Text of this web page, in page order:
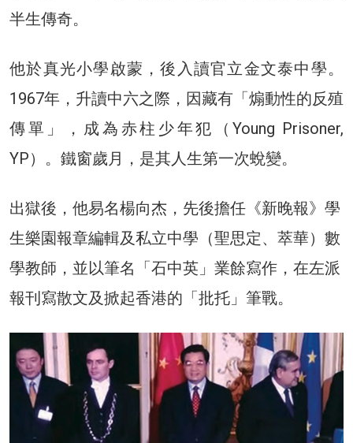
半生傳奇。
他於真光小學啟蒙，後入讀官立金文泰中學。
1967年，升讀中六之際，因藏有「煽動性的反殖
傳單」，成為赤柱少年犯（Young Prisoner,
YP）。鐵窗歲月，是其人生第一次蛻變。
出獄後，他易名楊向杰，先後擔任《新晚報》學
生樂園報章編輯及私立中學（聖思定、萃華）數
學教師，並以筆名「石中英」業餘寫作，在左派
報刊寫散文及掀起香港的「批托」筆戰。